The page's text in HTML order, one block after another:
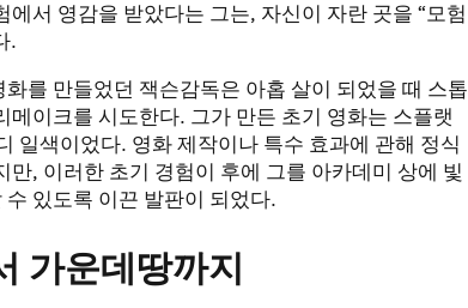
에서 영감을 받았다는 그는, 자신이 자란 곳을 “모험
.
를 만들었던 잭슨감독은 아홉 살이 되었을 때 스톱
메이크를 시도한다. 그가 만든 초기 영화는 스플랫
일색이었다. 영화 제작이나 특수 효과에 관해 정식
만, 이러한 초기 경험이 후에 그를 아카데미 상에 빛
있도록 이끈 발판이 되었다.
가운데땅까지